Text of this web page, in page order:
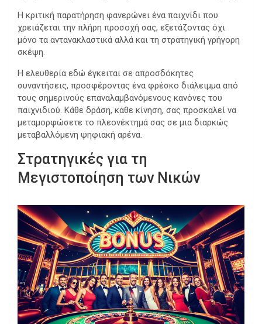
Η κριτική παρατήρηση φανερώνει ένα παιχνίδι που
χρειάζεται την πλήρη προσοχή σας, εξετάζοντας όχι
μόνο τα αντανακλαστικά αλλά και τη στρατηγική γρήγορη
σκέψη.
Η ελευθερία εδώ έγκειται σε απροσδόκητες
συναντήσεις, προσφέροντας ένα φρέσκο διάλειμμα από
τους σημερινούς επαναλαμβανόμενους κανόνες του
παιχνιδιού. Κάθε δράση, κάθε κίνηση, σας προσκαλεί να
μεταμορφώσετε το πλεονέκτημά σας σε μια διαρκώς
μεταβαλλόμενη ψηφιακή αρένα.
Στρατηγικές για τη
Μεγιστοποίηση των Νικών